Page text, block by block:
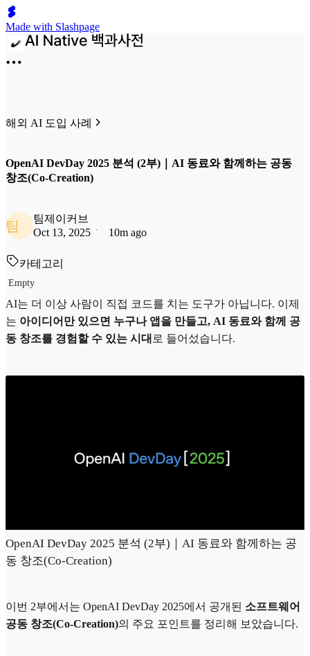
Made with Slashpage
해외 AI 도입 사례
OpenAI DevDay 2025 분석 (2부)｜AI 동료와 함께하는 공동
창조(Co-Creation)
팀
팀제이커브
Oct 13, 2025
10m ago
카테고리
Empty
AI는 더 이상 사람이 직접 코드를 치는 도구가 아닙니다. 이제
는 아이디어만 있으면 누구나 앱을 만들고, AI 동료와 함께 공
동 창조를 경험할 수 있는 시대 로 들어섰습니다.
OpenAI DevDay 2025 분석 (2부)｜AI 동료와 함께하는 공
동 창조(Co-Creation)
이번 2부에서는 OpenAI DevDay 2025에서 공개된 소프트웨어
공동 창조(Co-Creation)의 주요 포인트를 정리해 보았습니다.